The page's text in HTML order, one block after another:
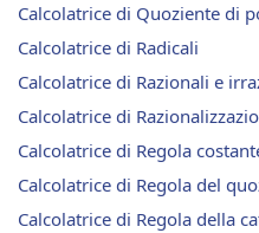
Calcolatrice di Quoziente di
Calcolatrice di Radicali
Calcolatrice di Razionali e
Calcolatrice di
Calcolatrice di Regola
Calcolatrice di Regola del
Calcolatrice di Regola della